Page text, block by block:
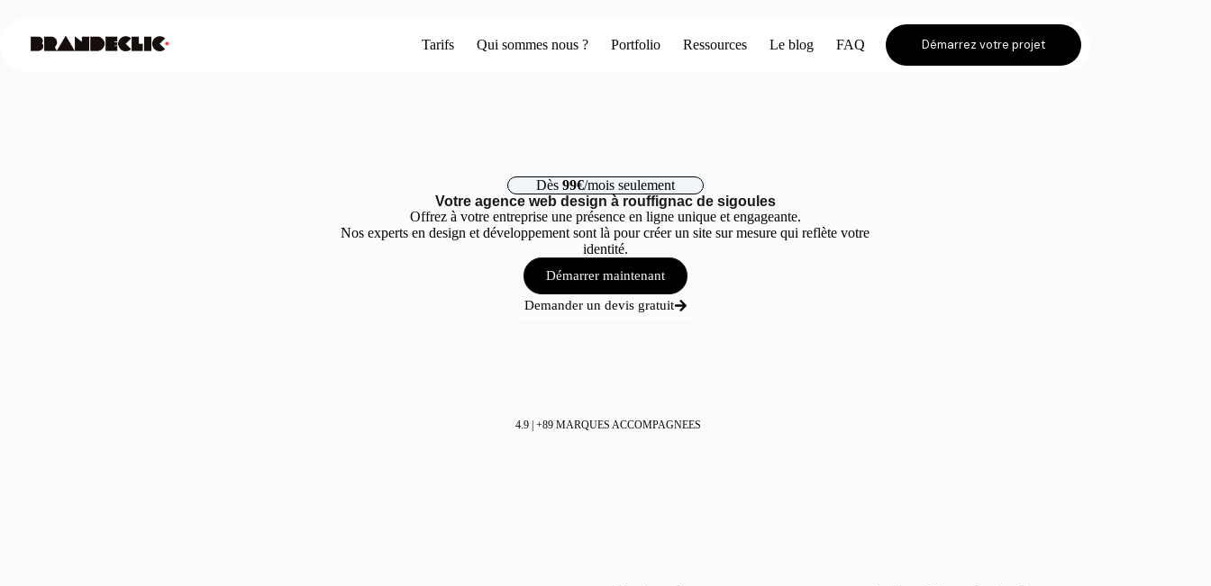
Tarifs Qui sommes nous ? Portfolio Ressources Le blog FAQ Démarrez votre projet
Dès 99€/mois seulement
Votre agence web design à rouffignac de sigoules
Offrez à votre entreprise une présence en ligne unique et engageante.
Nos experts en design et développement sont là pour créer un site sur mesure qui reflète votre
identité.
Démarrer maintenant
Demander un devis gratuit
4.9 | +89 MARQUES ACCOMPAGNEES